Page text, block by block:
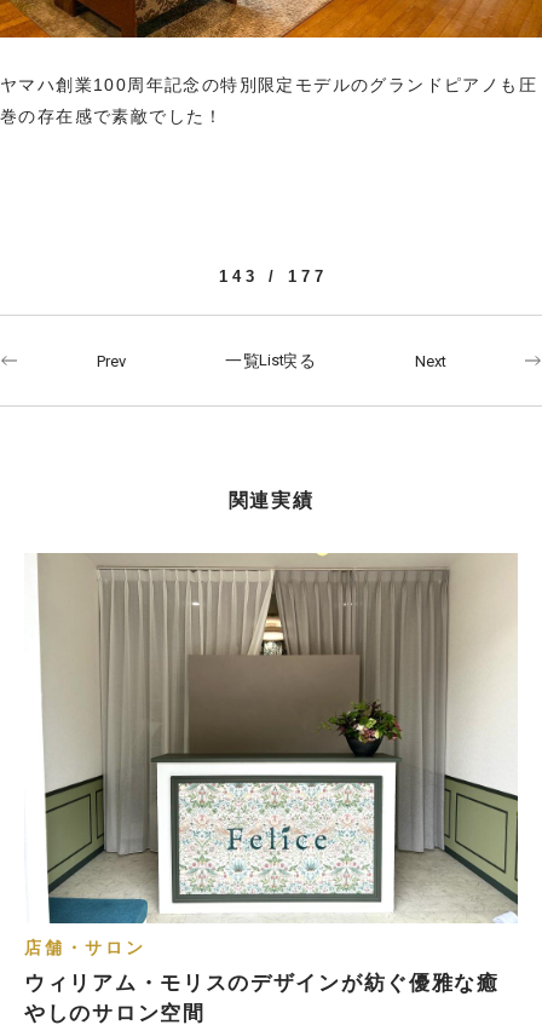
ヤマハ創業100周年記念の特別限定モデルのグランドピアノも圧
巻の存在感で素敵でした！
143 / 177
Prev 一覧へ戻る Next
関連実績
店舗・サロン
ウィリアム・モリスのデザインが紡ぐ優雅な癒
やしのサロン空間